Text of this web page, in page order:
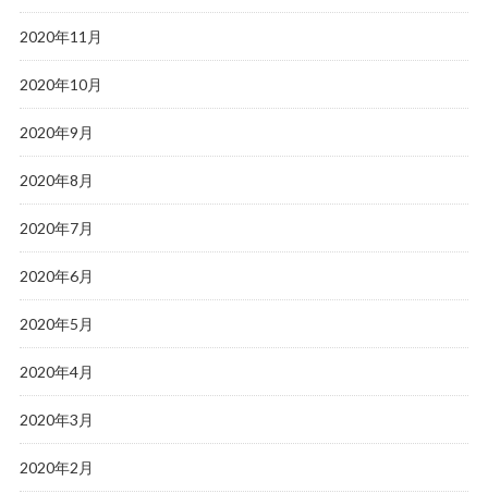
2020年11月
2020年10月
2020年9月
2020年8月
2020年7月
2020年6月
2020年5月
2020年4月
2020年3月
2020年2月